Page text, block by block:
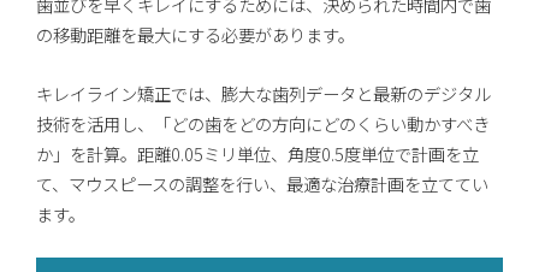
の移動距離を最大にする必要があります。
キレイライン矯正では、膨大な歯列データと最新のデジタル
技術を活用し、「どの歯をどの方向にどのくらい動かすべき
か」を計算。距離0.05ミリ単位、角度0.5度単位で計画を立
て、マウスピースの調整を行い、最適な治療計画を立ててい
ます。